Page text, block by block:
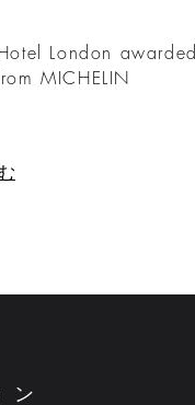
London awarded
MICHELIN
ン